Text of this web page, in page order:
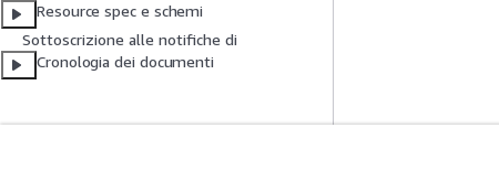
Resource spec e schemi
Sottoscrizione alle notifiche di
Cronologia dei documenti